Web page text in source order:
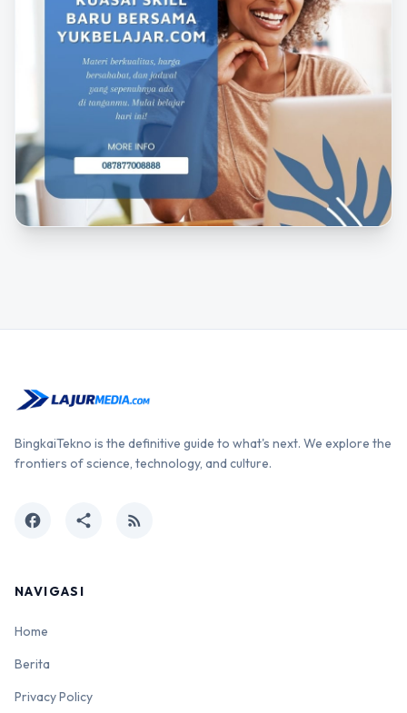
BingkaiTekno is the definitive guide to what's next. We explore the
frontiers of science, technology, and culture.
facebook share rss_feed
NAVIGASI
Home
Berita
Privacy Policy